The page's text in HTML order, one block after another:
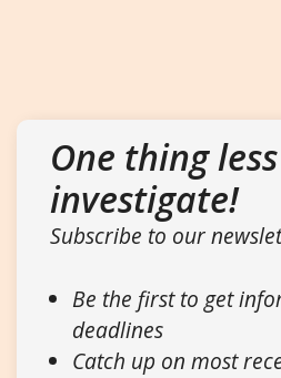
One thing
investigate!
Subscribe to our
Be the first to get
deadlines
Catch up on most